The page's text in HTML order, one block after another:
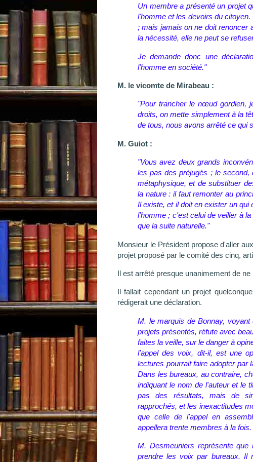
Un membre a présenté un projet
l'homme et les devoirs du
; mais jamais on ne doit renoncer
la nécessité, elle ne peut se
Je demande donc une
l'homme en société."
M. le vicomte de Mirabeau :
"Pour trancher le nœud gordien,
droits, on mette simplement à la
de tous, nous avons arrêté ce qui
M. Guiot :
"Vous avez deux grands
les pas des préjugés ; le
métaphysique, et de substituer
la nature : il faut remonter au
Il existe, et il doit en exister un
l'homme ; c'est celui de veiller à
que la suite naturelle."
Monsieur le Président propose d'aller
projet proposé par le comité des cinq,
Il est arrêté presque unanimement de
Il fallait cependant un projet
rédigerait une déclaration.
M. le marquis de Bonnay,
projets présentés, réfute avec
faites la veille, sur le danger à
l'appel des voix, dit-il, est une
lectures pourrait faire adopter par
Dans les bureaux, au contraire,
indiquant le nom de l'auteur et le
pas des résultats, mais de
rapprochés, et les inexactitudes
que celle de l'appel en
appellera trente membres à la fois.
M. Desmeuniers représente
prendre les voix par bureaux. Il